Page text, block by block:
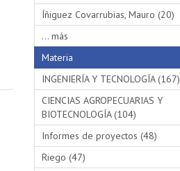
Íñiguez Covarrubias, Mauro (20)
... más
Materia
INGENIERÍA Y TECNOLOGÍA (167)
CIENCIAS AGROPECUARIAS Y
BIOTECNOLOGÍA (104)
Informes de proyectos (48)
Riego (47)